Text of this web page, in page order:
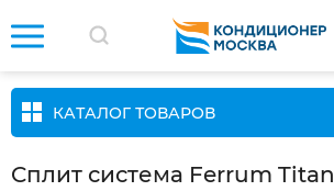
КАТАЛОГ ТОВАРОВ
Cплит система Ferrum Titan